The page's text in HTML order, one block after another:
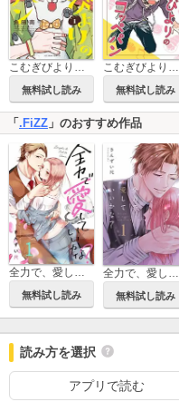
こむぎびよりのコッペパン
無料試し読み
こむぎびよりのコッペパン【単話】
無料試し読み
「 .FiZZ 」のおすすめ作品
全力で、愛していいかな？
無料試し読み 無料試し読み
読み方を選択
アプリで読む